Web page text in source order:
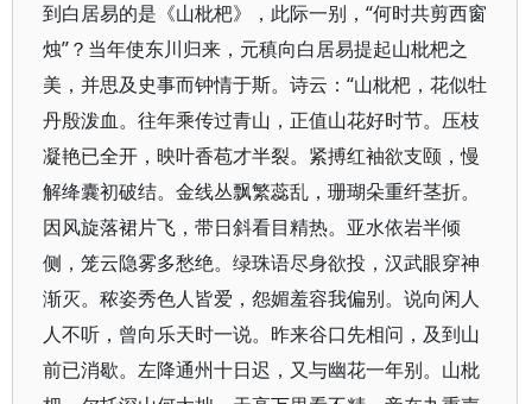
到白居易的是《山枇杷》，此际一别，“何时共剪西窗
烛”？当年使东川归来，元稹向白居易提起山枇杷之
美，并思及史事而钟情于斯。诗云：“山枇杷，花似牡
丹殷泼血。往年乘传过青山，正值山花好时节。压枝
凝艳已全开，映叶香苞才半裂。紧搏红袖欲支颐，慢
解绛囊初破结。金线丛飘繁蕊乱，珊瑚朵重纤茎折。
因风旋落裙片飞，带日斜看目精热。亚水依岩半倾
侧，笼云隐雾多愁绝。绿珠语尽身欲投，汉武眼穿神
渐灭。秾姿秀色人皆爱，怨媚羞容我偏别。说向闲人
人不听，曾向乐天时一说。昨来谷口先相问，及到山
前已消歇。左降通州十日迟，又与幽花一年别。山枇